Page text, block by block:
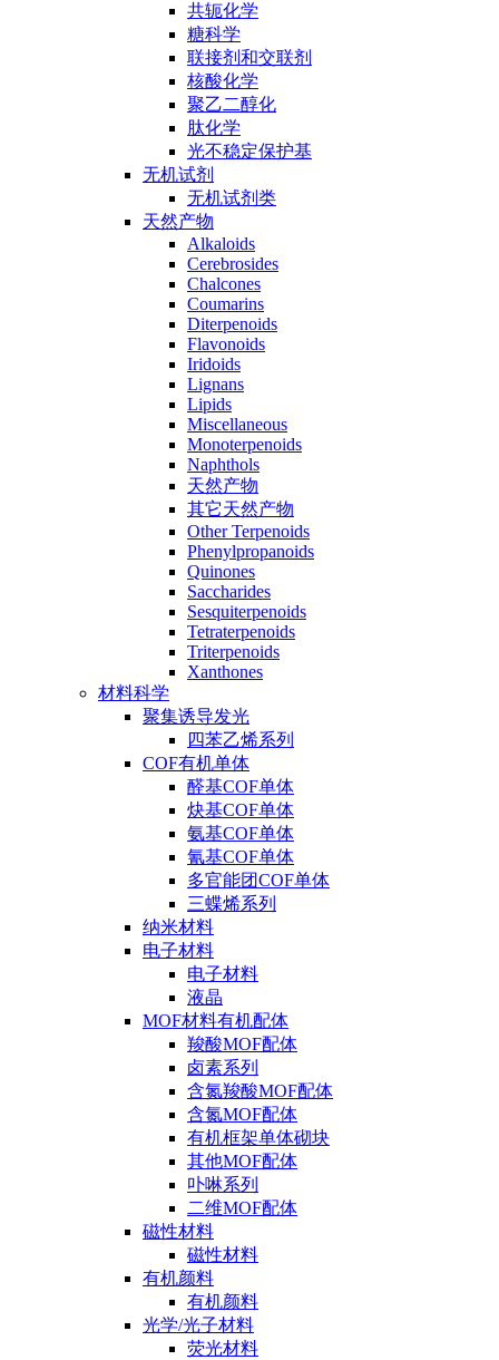
共轭化学
糖科学
联接剂和交联剂
核酸化学
聚乙二醇化
肽化学
光不稳定保护基
无机试剂
无机试剂类
天然产物
Alkaloids
Cerebrosides
Chalcones
Coumarins
Diterpenoids
Flavonoids
Iridoids
Lignans
Lipids
Miscellaneous
Monoterpenoids
Naphthols
天然产物
其它天然产物
Other Terpenoids
Phenylpropanoids
Quinones
Saccharides
Sesquiterpenoids
Tetraterpenoids
Triterpenoids
Xanthones
材料科学
聚集诱导发光
四苯乙烯系列
COF有机单体
醛基COF单体
炔基COF单体
氨基COF单体
氰基COF单体
多官能团COF单体
三蝶烯系列
纳米材料
电子材料
电子材料
液晶
MOF材料有机配体
羧酸MOF配体
卤素系列
含氮羧酸MOF配体
含氮MOF配体
有机框架单体砌块
其他MOF配体
卟啉系列
二维MOF配体
磁性材料
磁性材料
有机颜料
有机颜料
光学/光子材料
荧光材料